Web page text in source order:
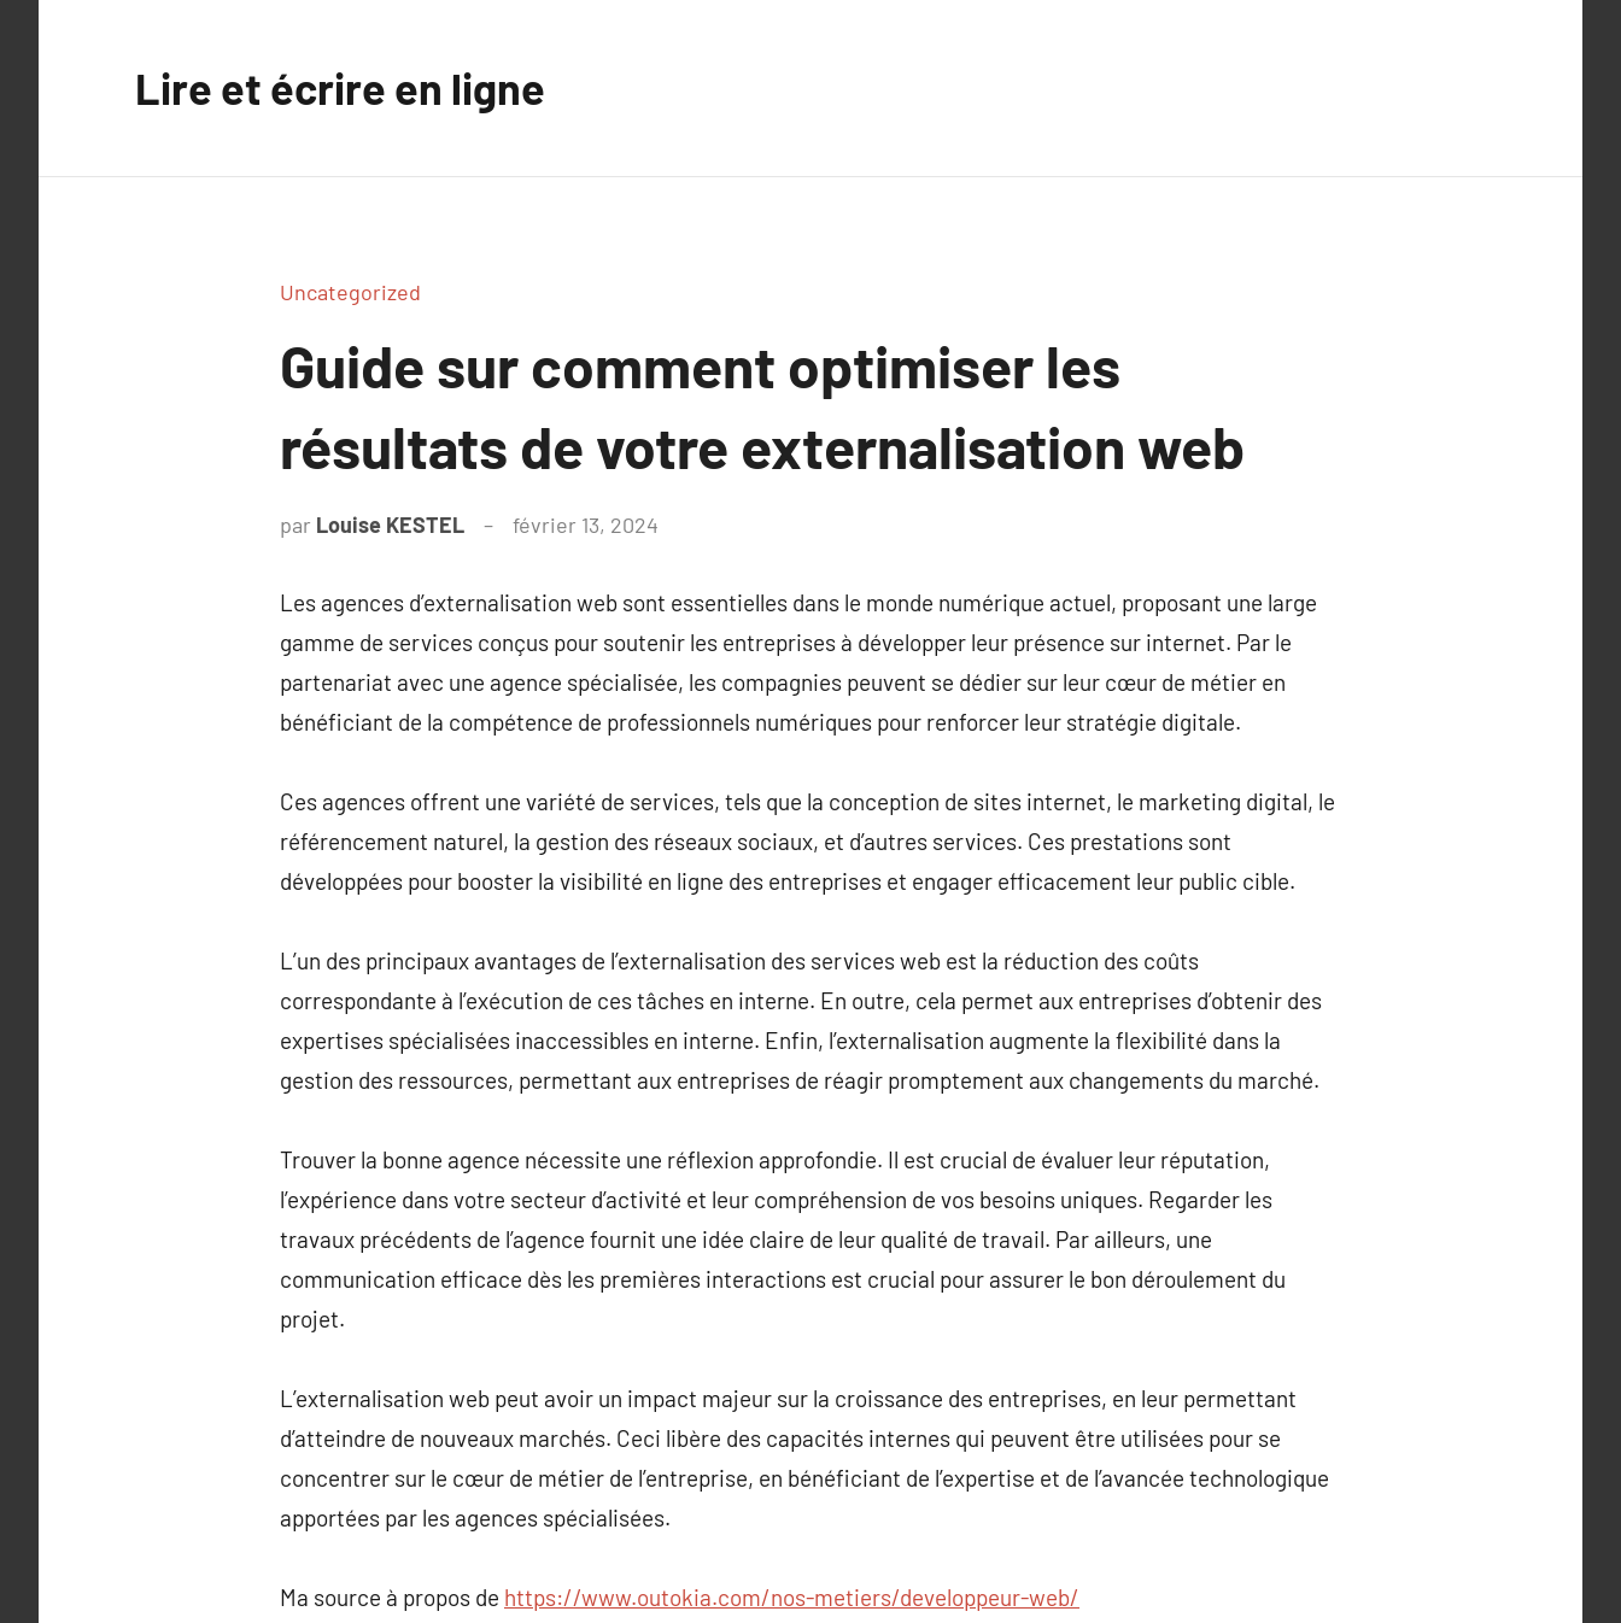
Lire et écrire en ligne
Uncategorized
Guide sur comment optimiser les
résultats de votre externalisation web
par Louise KESTEL février 13, 2024
Les agences d’externalisation web sont essentielles dans le monde numérique actuel, proposant une large
gamme de services conçus pour soutenir les entreprises à développer leur présence sur internet. Par le
partenariat avec une agence spécialisée, les compagnies peuvent se dédier sur leur cœur de métier en
bénéficiant de la compétence de professionnels numériques pour renforcer leur stratégie digitale.
Ces agences offrent une variété de services, tels que la conception de sites internet, le marketing digital, le
référencement naturel, la gestion des réseaux sociaux, et d’autres services. Ces prestations sont
développées pour booster la visibilité en ligne des entreprises et engager efficacement leur public cible.
L’un des principaux avantages de l’externalisation des services web est la réduction des coûts
correspondante à l’exécution de ces tâches en interne. En outre, cela permet aux entreprises d’obtenir des
expertises spécialisées inaccessibles en interne. Enfin, l’externalisation augmente la flexibilité dans la
gestion des ressources, permettant aux entreprises de réagir promptement aux changements du marché.
Trouver la bonne agence nécessite une réflexion approfondie. Il est crucial de évaluer leur réputation,
l’expérience dans votre secteur d’activité et leur compréhension de vos besoins uniques. Regarder les
travaux précédents de l’agence fournit une idée claire de leur qualité de travail. Par ailleurs, une
communication efficace dès les premières interactions est crucial pour assurer le bon déroulement du
projet.
L’externalisation web peut avoir un impact majeur sur la croissance des entreprises, en leur permettant
d’atteindre de nouveaux marchés. Ceci libère des capacités internes qui peuvent être utilisées pour se
concentrer sur le cœur de métier de l’entreprise, en bénéficiant de l’expertise et de l’avancée technologique
apportées par les agences spécialisées.
Ma source à propos de https://www.outokia.com/nos-metiers/developpeur-web/